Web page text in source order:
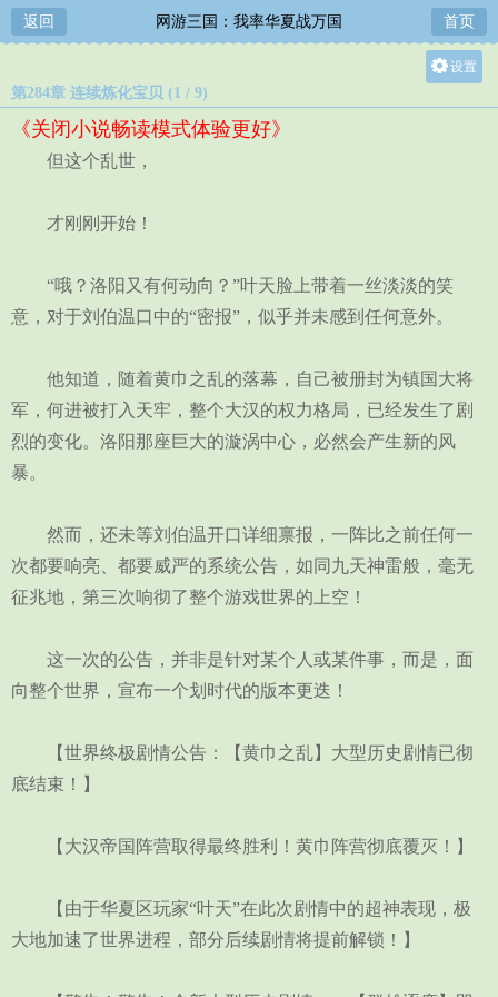
返回 网游三国：我率华夏战万国 首页
设置
第284章 连续炼化宝贝 (1 / 9)
《关闭小说畅读模式体验更好》
但这个乱世，
才刚刚开始！
“哦？洛阳又有何动向？”叶天脸上带着一丝淡淡的笑
意，对于刘伯温口中的“密报”，似乎并未感到任何意外。
他知道，随着黄巾之乱的落幕，自己被册封为镇国大将
军，何进被打入天牢，整个大汉的权力格局，已经发生了剧
烈的变化。洛阳那座巨大的漩涡中心，必然会产生新的风
暴。
然而，还未等刘伯温开口详细禀报，一阵比之前任何一
次都要响亮、都要威严的系统公告，如同九天神雷般，毫无
征兆地，第三次响彻了整个游戏世界的上空！
这一次的公告，并非是针对某个人或某件事，而是，面
向整个世界，宣布一个划时代的版本更迭！
【世界终极剧情公告：【黄巾之乱】大型历史剧情已彻
底结束！】
【大汉帝国阵营取得最终胜利！黄巾阵营彻底覆灭！】
【由于华夏区玩家“叶天”在此次剧情中的超神表现，极
大地加速了世界进程，部分后续剧情将提前解锁！】